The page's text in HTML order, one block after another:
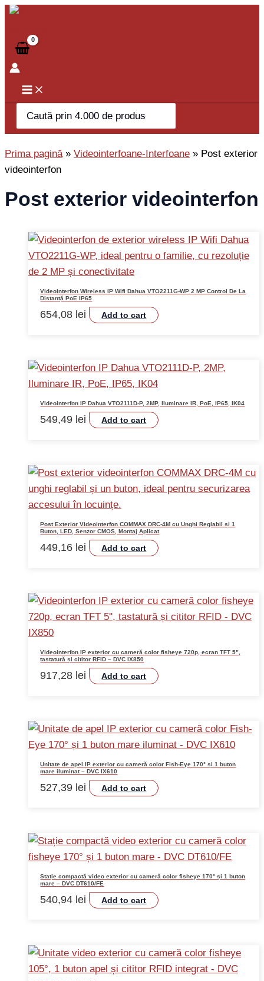
Skip
content
Search
for:
Prima pagină» Videointerfoane-Interfoane » Post exterior
videointerfon
Post exterior videointerfon
Videointerfon Wireless IP Wifi Dahua VTO2211G-WP 2 MP Control De La
Distanță PoE IP65
654,08 lei Add to cart
Videointerfon IP Dahua VTO2111D-P, 2MP, Iluminare IR, PoE, IP65, IK04
549,49 lei Add to cart
Post Exterior Videointerfon COMMAX DRC-4M cu Unghi Reglabil și 1
Buton, LED, Senzor CMOS, Montaj Aplicat
449,16 lei Add to cart
Videointerfon IP exterior cu cameră color fisheye 720p, ecran TFT 5”,
tastatură și cititor RFID – DVC IX850
917,28 lei Add to cart
Unitate de apel IP exterior cu cameră color Fish-Eye 170° și 1 buton
mare iluminat – DVC IX610
527,39 lei Add to cart
Stație compactă video exterior cu cameră color fisheye 170° și 1 buton
mare – DVC DT610/FE
540,94 lei Add to cart